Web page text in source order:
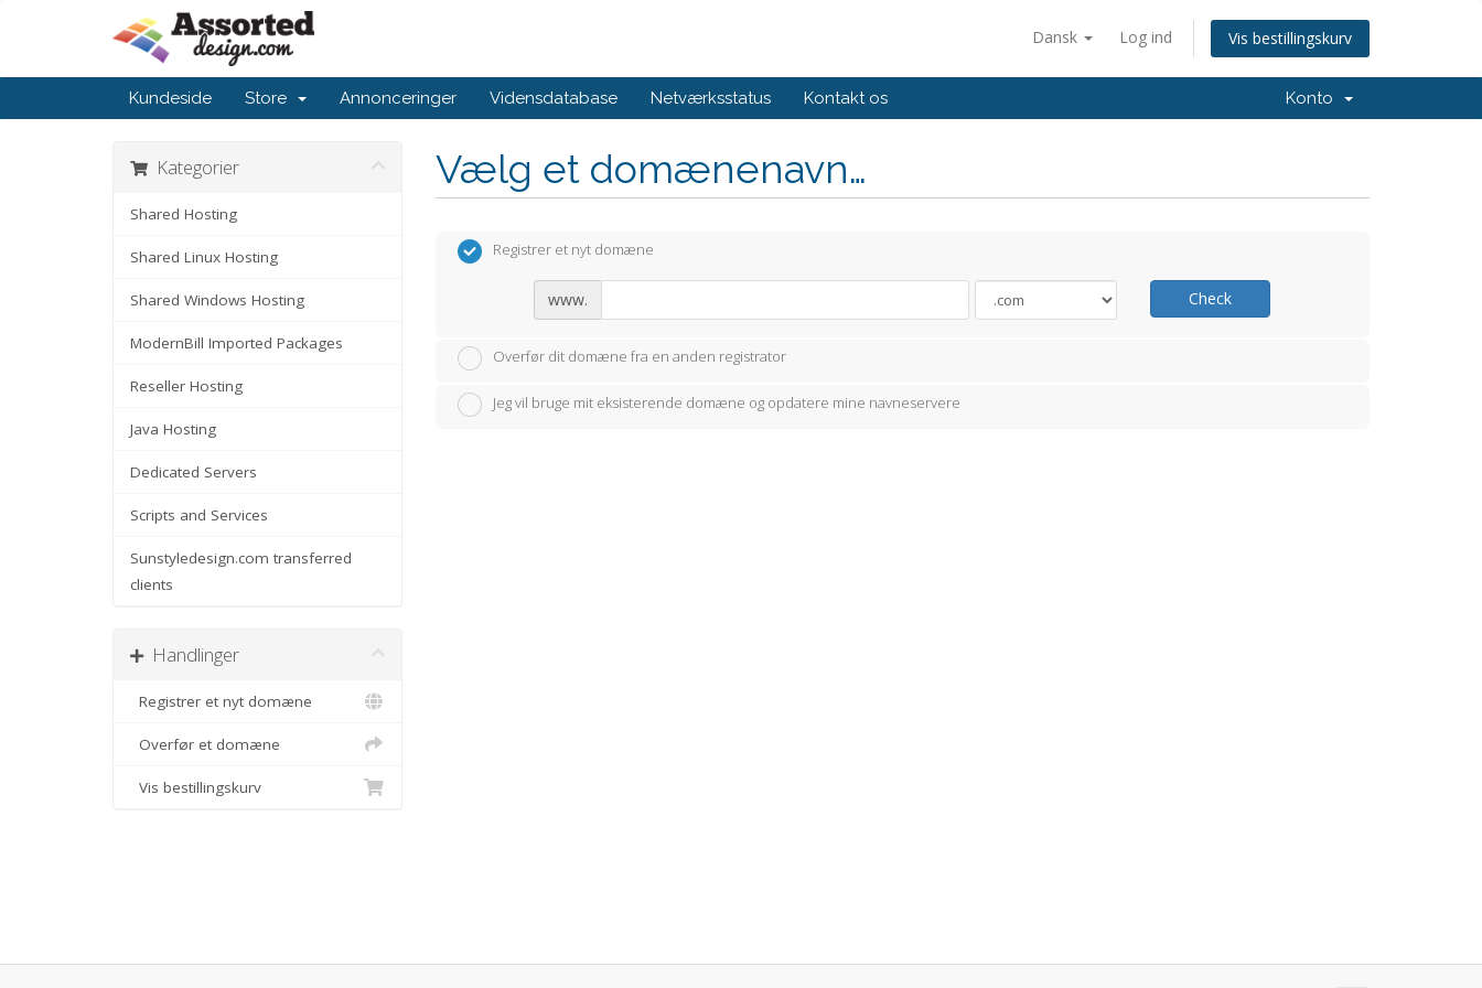
Dansk Log ind Vis bestillingskurv
Kundeside Store Annonceringer Vidensdatabase Netværksstatus Kontakt os Konto
Vælg et domænenavn…
Kategorier
Shared Hosting
Shared Linux Hosting
Shared Windows Hosting
ModernBill Imported Packages
Reseller Hosting
Java Hosting
Dedicated Servers
Scripts and Services
Sunstyledesign.com transferred
clients
Handlinger
Registrer et nyt domæne
Overfør et domæne
Vis bestillingskurv
Registrer et nyt domæne
www. Check
Overfør dit domæne fra en anden registrator
Jeg vil bruge mit eksisterende domæne og opdatere mine navneservere